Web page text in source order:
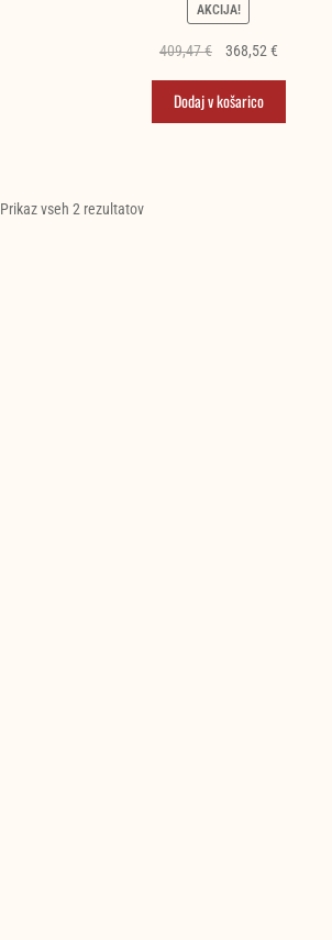
AKCIJA!
409,47€
Izvirna
je
bila:
368,52 €Trenutna
368,52 €.
Dodaj v košarico
Prikaz vseh 2 rezultatovRazvrščeno